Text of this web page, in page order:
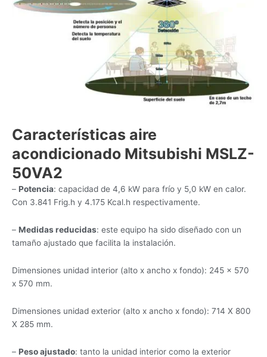
Características aire
acondicionado Mitsubishi MSLZ-
50VA2
– Potencia: capacidad de 4,6 kW para frío y 5,0 kW en calor.
Con 3.841 Frig.h y 4.175 Kcal.h respectivamente.
– Medidas reducidas: este equipo ha sido diseñado con un
tamaño ajustado que facilita la instalación.
Dimensiones unidad interior (alto x ancho x fondo): 245 x 570
x 570 mm.
Dimensiones unidad exterior (alto x ancho x fondo): 714 X 800
X 285 mm.
– Peso ajustado: tanto la unidad interior como la exterior